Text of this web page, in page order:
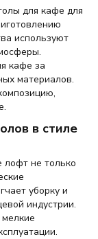
для кафе для
используют
кафе за
материалов.
в стиле
не только
уборку и
индустрии.